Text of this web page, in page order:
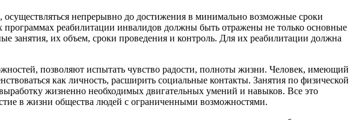
непрерывно до достижения в минимально возможные сроки
реабилитации инвалидов должны быть отражены не только основные
занятия, их объем, сроки проведения и контроль. Для их реабилитации должна
позволяют испытать чувство радости, полноты жизни. Человек, имеющий
как личность, расширить социальные контакты. Занятия по физической
жизненно необходимых двигательных умений и навыков. Все это
в жизни общества людей с ограниченными возможностями.